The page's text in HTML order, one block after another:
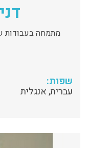
מתמחה בעבודות
שפות:
עברית, אנגלית